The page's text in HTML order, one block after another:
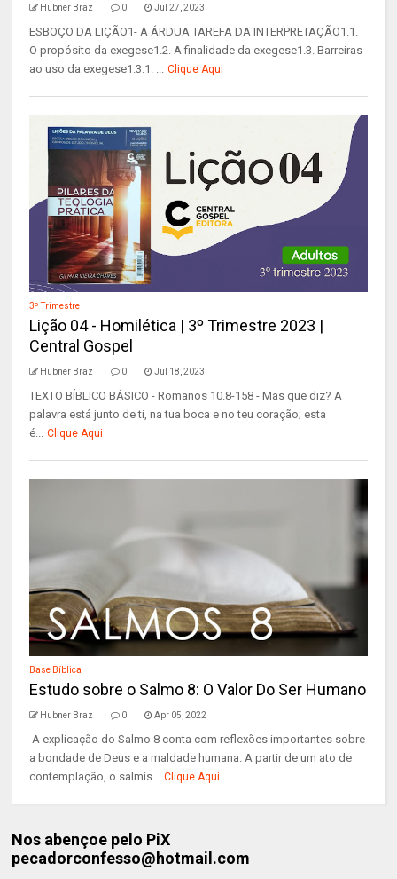
Hubner Braz 0 Jul 27, 2023
ESBOÇO DA LIÇÃO1- A ÁRDUA TAREFA DA INTERPRETAÇÃO1.1.
O propósito da exegese1.2. A finalidade da exegese1.3. Barreiras
ao uso da exegese1.3.1. ... Clique Aqui
3º Trimestre
Lição 04 - Homilética | 3º Trimestre 2023 |
Central Gospel
Hubner Braz 0 Jul 18, 2023
TEXTO BÍBLICO BÁSICO - Romanos 10.8-158 - Mas que diz? A
palavra está junto de ti, na tua boca e no teu coração; esta
é... Clique Aqui
Base Bíblica
Estudo sobre o Salmo 8: O Valor Do Ser Humano
Hubner Braz 0 Apr 05, 2022
A explicação do Salmo 8 conta com reflexões importantes sobre
a bondade de Deus e a maldade humana. A partir de um ato de
contemplação, o salmis... Clique Aqui
Nos abençoe pelo PiX
pecadorconfesso@hotmail.com